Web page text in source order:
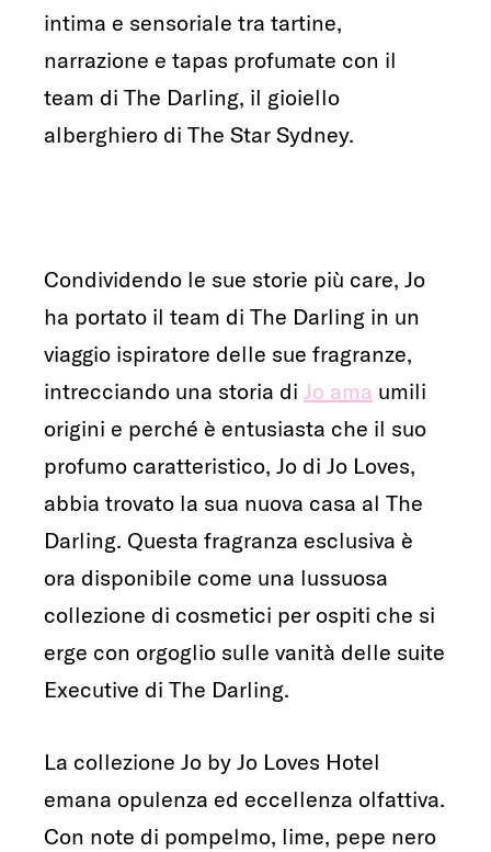
intima e sensoriale tra tartine,
narrazione e tapas profumate con il
team di The Darling, il gioiello
alberghiero di The Star Sydney.
Condividendo le sue storie più care, Jo
ha portato il team di The Darling in un
viaggio ispiratore delle sue fragranze,
intrecciando una storia di Jo ama umili
origini e perché è entusiasta che il suo
profumo caratteristico, Jo di Jo Loves,
abbia trovato la sua nuova casa al The
Darling. Questa fragranza esclusiva è
ora disponibile come una lussuosa
collezione di cosmetici per ospiti che si
erge con orgoglio sulle vanità delle suite
Executive di The Darling.
La collezione Jo by Jo Loves Hotel
emana opulenza ed eccellenza olfattiva.
Con note di pompelmo, lime, pepe nero